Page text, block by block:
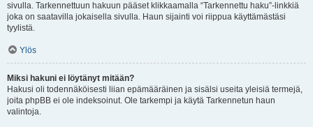
sivulla. Tarkennettuun hakuun pääset klikkaamalla “Tarkennettu haku”-linkkiä
joka on saatavilla jokaisella sivulla. Haun sijainti voi riippua käyttämästäsi
tyylistä.
Ylös
Miksi hakuni ei löytänyt mitään?
Hakusi oli todennäköisesti liian epämääräinen ja sisälsi useita yleisiä termejä,
joita phpBB ei ole indeksoinut. Ole tarkempi ja käytä Tarkennetun haun
valintoja.